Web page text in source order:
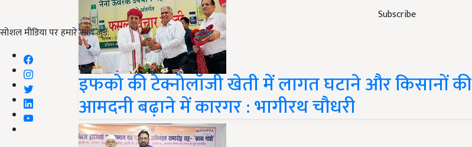
Subscribe
सोशल मीडिया पर हमारे साथ जुड़ें:
इफको की टेक्नोलॉजी खेती में लागत घटाने और किसानों की
आमदनी बढ़ाने में कारगर : भागीरथ चौधरी